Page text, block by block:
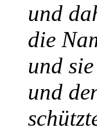
und
die
und
und